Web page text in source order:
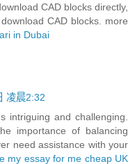
CAD blocks directly,
CAD blocks. more
in Dubai
凌晨2:32
intriguing and challenging.
importance of balancing
need assistance with your
my essay for me cheap UK